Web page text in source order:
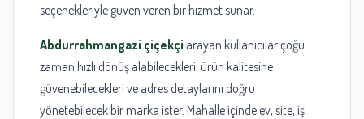
seçenekleriyle güven veren bir hizmet sunar.
Abdurrahmangazi çiçekçi arayan kullanıcılar çoğu
zaman hızlı dönüş alabilecekleri, ürün kalitesine
güvenebilecekleri ve adres detaylarını doğru
yönetebilecek bir marka ister. Mahalle içinde ev, site, iş